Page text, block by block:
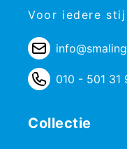
Voor iedere
010 - 501 31
Collectie